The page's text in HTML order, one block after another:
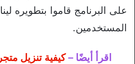
على البرنامج قاموا بتطويره
المستخدمين.
اقرأ أيضًا –كيفية تنزيل